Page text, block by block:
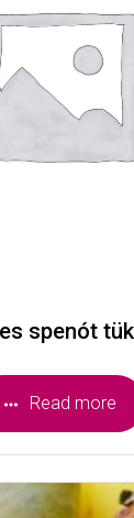
spenót
Read more